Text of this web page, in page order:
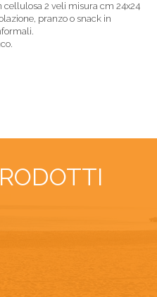
cellulosa 2 veli misura cm 24x24
pranzo o snack in